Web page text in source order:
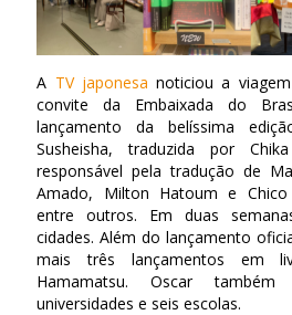
A TV japonesa noticiou a
convite da Embaixada do
lançamento da belíssima
Susheisha, traduzida por
responsável pela tradução de
Amado, Milton Hatoum e
entre outros. Em duas
cidades. Além do lançamento
mais três lançamentos em
Hamamatsu. Oscar
universidades e seis escolas.